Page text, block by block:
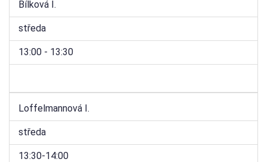
Bílková I.
středa
13:00 - 13:30
Loffelmannová I.
středa
13:30-14:00